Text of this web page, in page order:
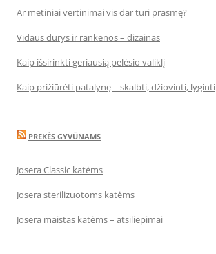
Ar metiniai vertinimai vis dar turi prasmę?
Vidaus durys ir rankenos – dizainas
Kaip išsirinkti geriausią pelėsio valiklį
Kaip prižiūrėti patalynę – skalbti, džiovinti, lyginti
PREKĖS GYVŪNAMS
Josera Classic katėms
Josera sterilizuotoms katėms
Josera maistas katėms – atsiliepimai